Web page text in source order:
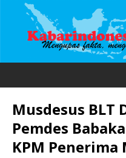
Musdesus BLT
Pemdes
KPM